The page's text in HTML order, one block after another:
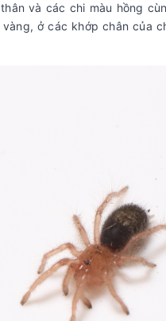
và các chi màu hồng
ở các khớp chân của